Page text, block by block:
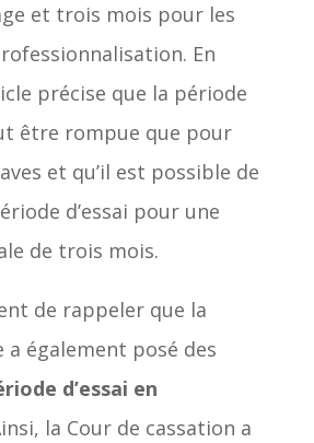
et trois mois pour les
En
précise que la période
être rompue que pour
et qu’il est possible de
d’essai pour une
de trois mois.
de rappeler que la
a également posé des
d’essai en
la Cour de cassation a